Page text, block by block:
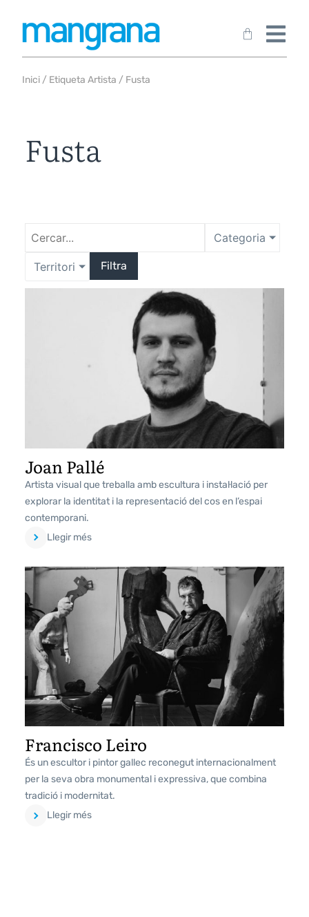
Inici / Etiqueta Artista / Fusta
Fusta
Categoria
Territori Filtra
Joan Pallé
Artista visual que treballa amb escultura i instal·lació per
explorar la identitat i la representació del cos en l’espai
contemporani.
Llegir més
Francisco Leiro
És un escultor i pintor gallec reconegut internacionalment
per la seva obra monumental i expressiva, que combina
tradició i modernitat.
Llegir més